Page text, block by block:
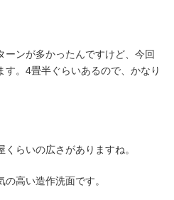
ンが多かったんですけど、今回
す。4畳半ぐらいあるので、かなり
らいの広さがありますね。
高い造作洗面です。